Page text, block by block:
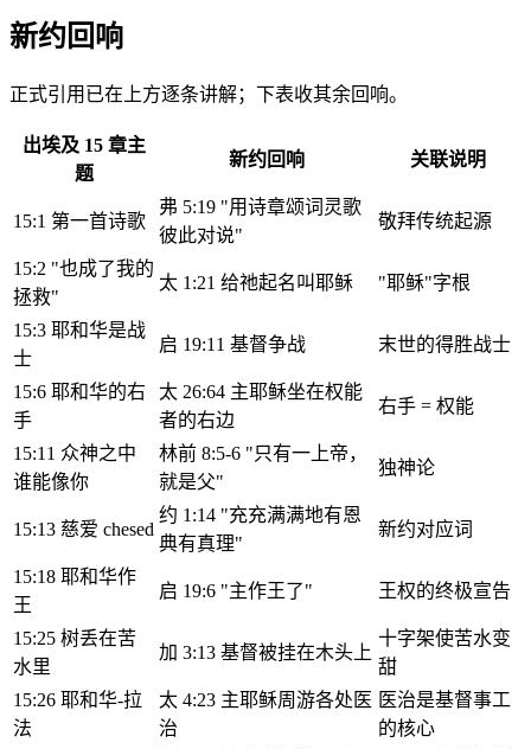
新约回响
正式引用已在上方逐条讲解；下表收其余回响。
出埃及 15 章主
题
新约回响 关联说明
15:1 第一首诗歌
弗 5:19 "用诗章颂词灵歌
彼此对说"
敬拜传统起源
15:2 "也成了我的
拯救"
太 1:21 给祂起名叫耶稣 "耶稣"字根
15:3 耶和华是战
士
启 19:11 基督争战 末世的得胜战士
15:6 耶和华的右
手
太 26:64 主耶稣坐在权能
者的右边
右手 = 权能
15:11 众神之中
谁能像你
林前 8:5-6 "只有一上帝，
就是父"
独神论
15:13 慈爱 chesed
约 1:14 "充充满满地有恩
典有真理"
新约对应词
15:18 耶和华作
王
启 19:6 "主作王了" 王权的终极宣告
15:25 树丢在苦
水里
加 3:13 基督被挂在木头上
十字架使苦水变
甜
15:26 耶和华-拉
法
太 4:23 主耶稣周游各处医
治
医治是基督事工
的核心